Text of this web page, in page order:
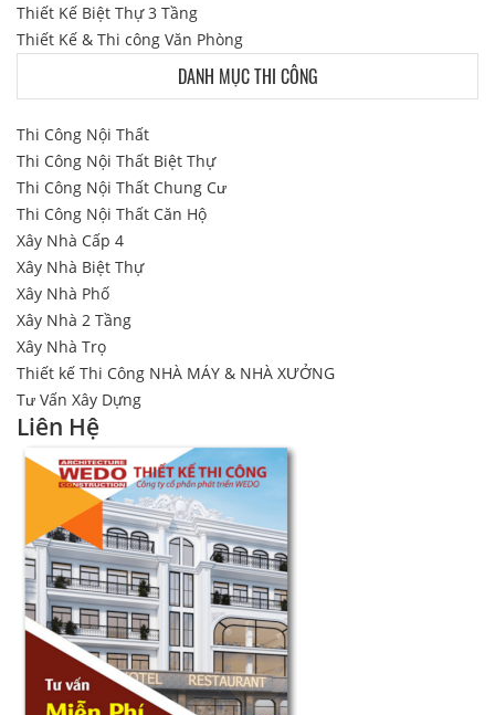
Thiết Kế Biệt Thự 3 Tầng
Thiết Kế & Thi công Văn Phòng
DANH MỤC THI CÔNG
Thi Công Nội Thất
Thi Công Nội Thất Biệt Thự
Thi Công Nội Thất Chung Cư
Thi Công Nội Thất Căn Hộ
Xây Nhà Cấp 4
Xây Nhà Biệt Thự
Xây Nhà Phố
Xây Nhà 2 Tầng
Xây Nhà Trọ
Thiết kế Thi Công NHÀ MÁY & NHÀ XƯỞNG
Tư Vấn Xây Dựng
Liên Hệ